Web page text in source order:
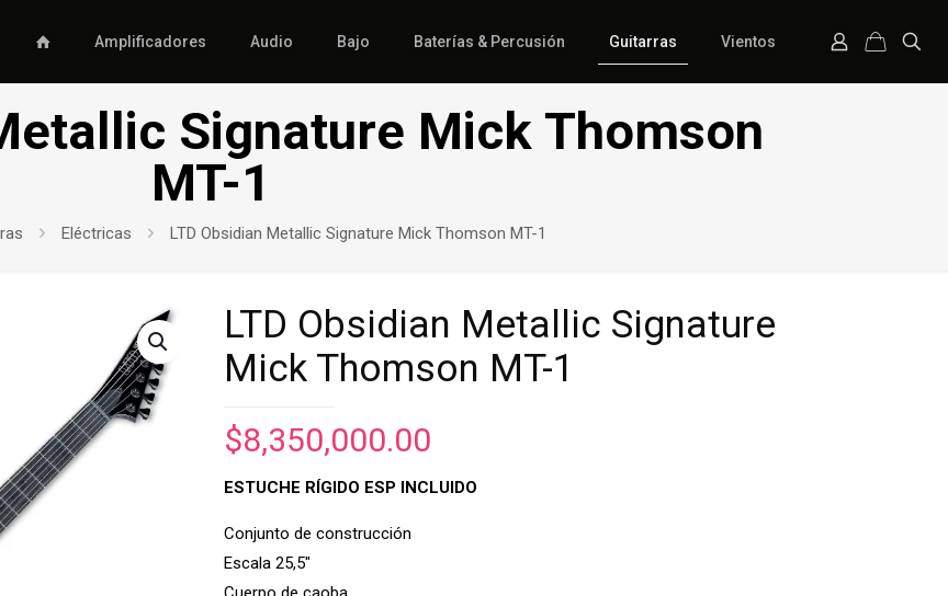
Amplificadores Audio Bajo Baterías & Percusión Guitarras Vientos
Signature Mick Thomson
MT-1
Eléctricas LTD Obsidian Metallic Signature Mick Thomson MT-1
LTD Obsidian Metallic Signature
Mick Thomson MT-1
$8,350,000.00
ESTUCHE RÍGIDO ESP INCLUIDO
Conjunto de construcción
Escala 25,5″